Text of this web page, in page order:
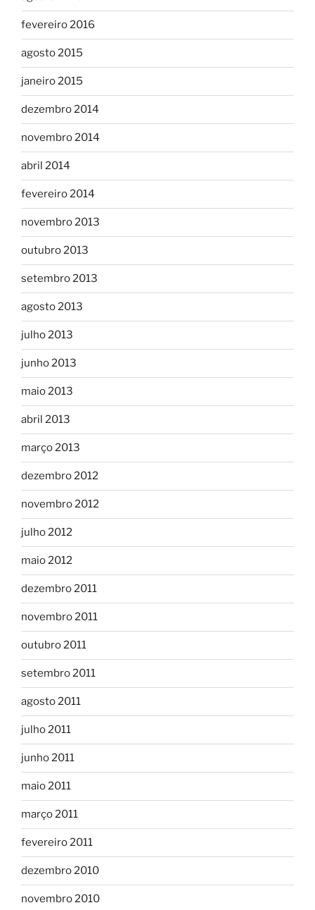
fevereiro 2016
agosto 2015
janeiro 2015
dezembro 2014
novembro 2014
abril 2014
fevereiro 2014
novembro 2013
outubro 2013
setembro 2013
agosto 2013
julho 2013
junho 2013
maio 2013
abril 2013
março 2013
dezembro 2012
novembro 2012
julho 2012
maio 2012
dezembro 2011
novembro 2011
outubro 2011
setembro 2011
agosto 2011
julho 2011
junho 2011
maio 2011
março 2011
fevereiro 2011
dezembro 2010
novembro 2010